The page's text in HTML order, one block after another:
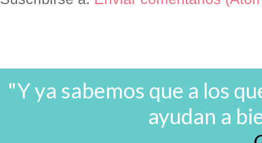
"Y ya sabemos que a los
ayudan a